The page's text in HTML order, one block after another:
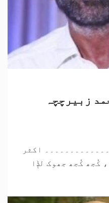
زبیرچچہ
اکثر
کُجھ کُجھ جھوک لݙا